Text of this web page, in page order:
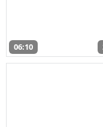
06:10